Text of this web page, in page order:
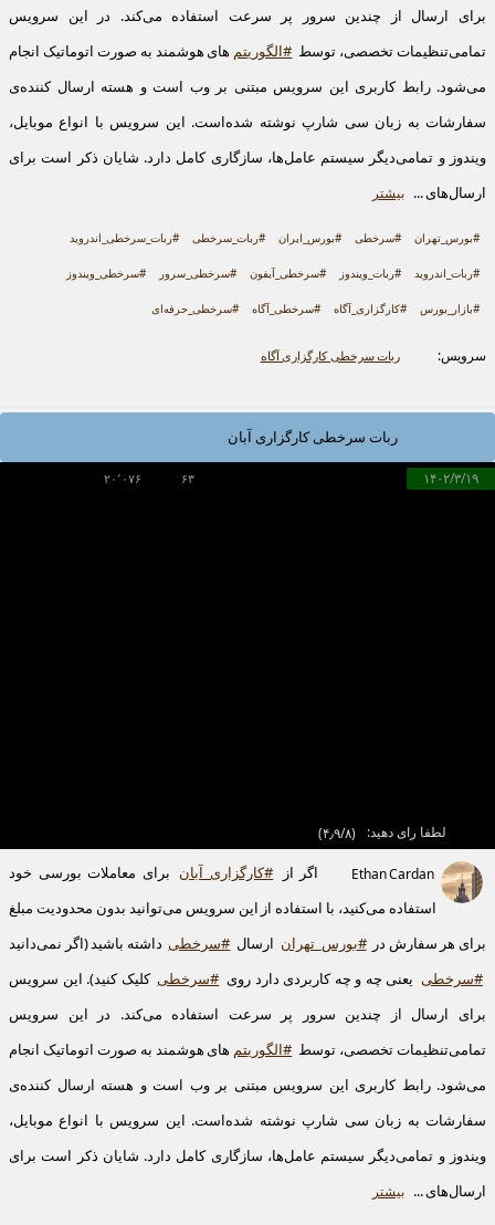
برای ارسال از چندین سرور پر سرعت استفاده می‌کند. در این سرویس
تمامی‌تنظیمات تخصصی، توسط #الگوریتم ‌های هوشمند به صورت اتوماتیک انجام
می‌شود. رابط کاربری این سرویس مبتنی بر وب است و هسته ارسال کننده‌ی
سفارشات به زبان سی شارپ نوشته شده‌است. این سرویس با انواع موبایل،
ویندوز و تمامی‌دیگر سیستم عامل‌ها، سازگاری کامل دارد. شایان ذکر است برای
ارسال‌های ... بیشتر
#بورس_تهران #سرخطی #بورس_ایران #ربات_سرخطی #ربات_سرخطی_اندروید
#ربات_اندروید #ربات_ویندوز #سرخطی_آیفون #سرخطی_سرور #سرخطی_ویندوز
#بازار_بورس #کارگزاری_آگاه #سرخطی_آگاه #سرخطی_حرفه‌ای
سرویس: ربات سرخطی کارگزاری آگاه
ربات سرخطی کارگزاری آبان
۱۴۰۲/۳/۱۹ ۶۳ ۲۰٬۰۷۶
لطفا رای دهید: ( ۴٫۹/۸)
Ethan Cardan اگر از #کارگزاری_آبان برای معاملات بورسی خود
استفاده می‌کنید، با استفاده از این سرویس می‌توانید بدون محدودیت مبلغ
برای هر سفارش در #بورس_تهران ارسال #سرخطی داشته باشید (اگر نمی‌دانید
#سرخطی یعنی چه و چه کاربردی دارد روی #سرخطی کلیک کنید). این سرویس
برای ارسال از چندین سرور پر سرعت استفاده می‌کند. در این سرویس
تمامی‌تنظیمات تخصصی، توسط #الگوریتم ‌های هوشمند به صورت اتوماتیک انجام
می‌شود. رابط کاربری این سرویس مبتنی بر وب است و هسته ارسال کننده‌ی
سفارشات به زبان سی شارپ نوشته شده‌است. این سرویس با انواع موبایل،
ویندوز و تمامی‌دیگر سیستم عامل‌ها، سازگاری کامل دارد. شایان ذکر است برای
ارسال‌های ... بیشتر